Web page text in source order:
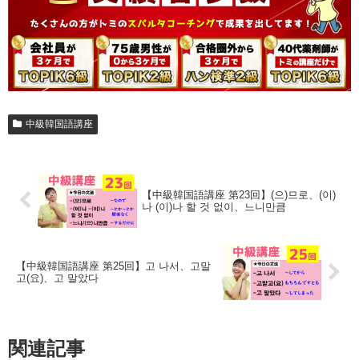
中級韓国語講座
【中級韓国語講座 第23回】(으)므로、(이)
나 (이)나 할 것 없이、느니만큼
【中級韓国語講座 第25回】고 나서、고말
고(요)、고 말았다
関連記事